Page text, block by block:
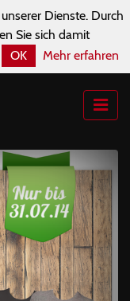
Dienste. Durch
Sie sich damit
OK Mehr erfahren